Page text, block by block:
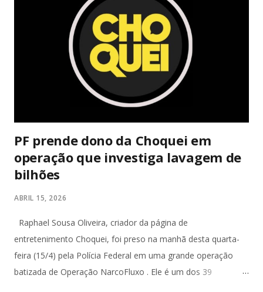
proof pra 2026. O Switch 1 roda em 1080p dock/720p
handheld e o OLED melhora a tela com cores vibrantes e
pretos profundos – mas gráficos de 2017. A diferença? O
Switch é portátil de verdade: você joga no sofá, no ônibus ou
na cama. Series S é só TV. Se você quer Mario, Pokémon
Scarlet/Violet, Zelda Tears of the Kingd...
PF prende dono da Choquei em
operação que investiga lavagem de
bilhões
ABRIL 15, 2026
Raphael Sousa Oliveira, criador da página de
entretenimento Choquei, foi preso na manhã desta quarta-
feira (15/4) pela Polícia Federal em uma grande operação
batizada de Operação NarcoFluxo . Ele é um dos 39